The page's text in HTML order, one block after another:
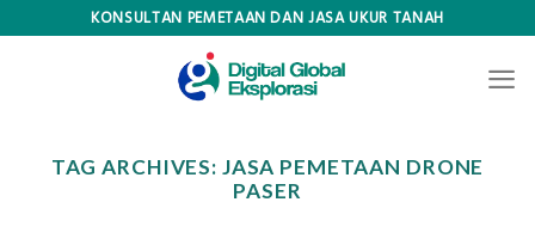
KONSULTAN PEMETAAN DAN JASA UKUR TANAH
TAG ARCHIVES: JASA PEMETAAN DRONE
PASER